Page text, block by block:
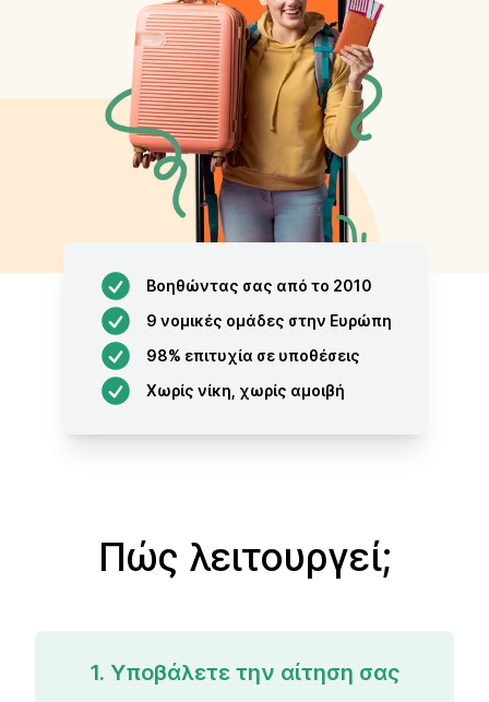
Βοηθώντας σας από το 2010
9 νομικές ομάδες στην Ευρώπη
98% επιτυχία σε υποθέσεις
Χωρίς νίκη, χωρίς αμοιβή
Πώς λειτουργεί;
1. Υποβάλετε την αίτηση σας